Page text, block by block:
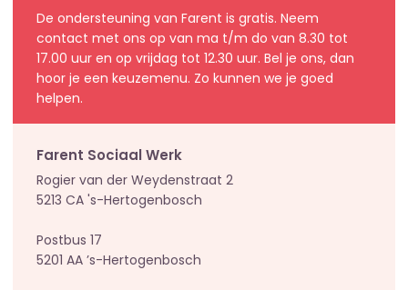
De ondersteuning van Farent is gratis. Neem
contact met ons op van ma t/m do van 8.30 tot
17.00 uur en op vrijdag tot 12.30 uur. Bel je ons, dan
hoor je een keuzemenu. Zo kunnen we je goed
helpen.
Farent Sociaal Werk
Rogier van der Weydenstraat 2
5213 CA 's-Hertogenbosch
Postbus 17
5201 AA ’s-Hertogenbosch